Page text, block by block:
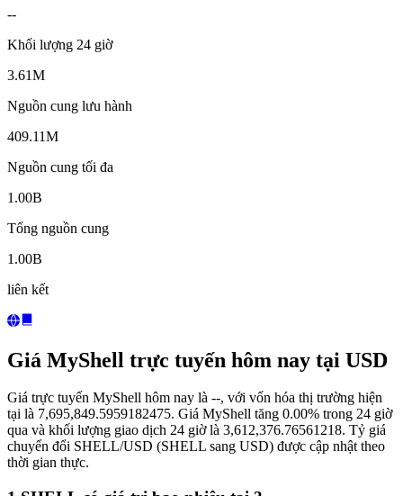
--
Khối lượng 24 giờ
3.61M
Nguồn cung lưu hành
409.11M
Nguồn cung tối đa
1.00B
Tổng nguồn cung
1.00B
liên kết
Giá MyShell trực tuyến hôm nay tại USD
Giá trực tuyến MyShell hôm nay là --, với vốn hóa thị trường hiện
tại là 7,695,849.5959182475. Giá MyShell tăng 0.00% trong 24 giờ
qua và khối lượng giao dịch 24 giờ là 3,612,376.76561218. Tỷ giá
chuyển đổi SHELL/USD (SHELL sang USD) được cập nhật theo
thời gian thực.